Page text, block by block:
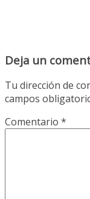
Deja un
Tu dirección de
campos
Comentario *